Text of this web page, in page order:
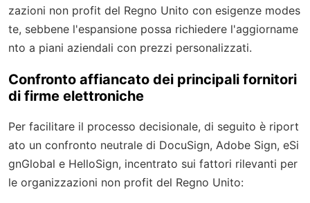
zazioni non profit del Regno Unito con esigenze modes
te, sebbene l'espansione possa richiedere l'aggiorname
nto a piani aziendali con prezzi personalizzati.
Confronto affiancato dei principali fornitori
di firme elettroniche
Per facilitare il processo decisionale, di seguito è riport
ato un confronto neutrale di DocuSign, Adobe Sign, eSi
gnGlobal e HelloSign, incentrato sui fattori rilevanti per
le organizzazioni non profit del Regno Unito: